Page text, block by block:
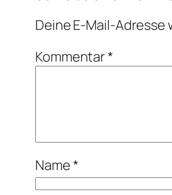
Deine E-Mail-
Kommentar*
Name*